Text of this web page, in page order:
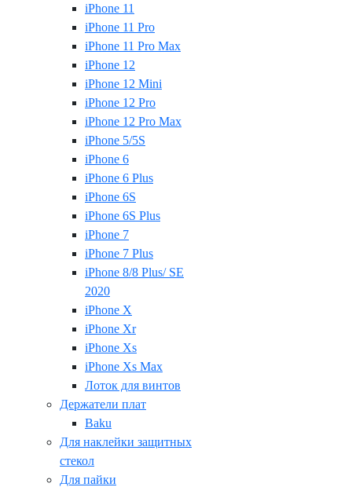
iPhone 11
iPhone 11 Pro
iPhone 11 Pro Max
iPhone 12
iPhone 12 Mini
iPhone 12 Pro
iPhone 12 Pro Max
iPhone 5/5S
iPhone 6
iPhone 6 Plus
iPhone 6S
iPhone 6S Plus
iPhone 7
iPhone 7 Plus
iPhone 8/8 Plus/ SE
2020
iPhone X
iPhone Xr
iPhone Xs
iPhone Xs Max
Лоток для винтов
Держатели плат
Baku
Для наклейки защитных
стекол
Для пайки